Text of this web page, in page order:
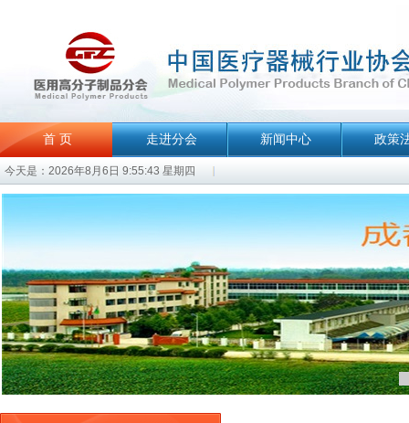
首 页
今天是：2026年8月6日 9:55:43 星期四
走进分会 新闻中心 政策